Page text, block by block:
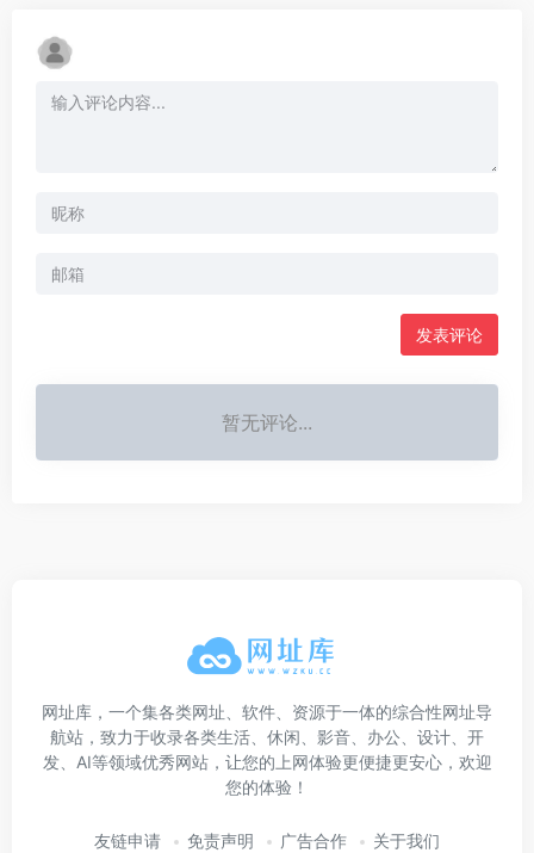
发表评论
暂无评论...
网址库，一个集各类网址、软件、资源于一体的综合性网址导
航站，致力于收录各类生活、休闲、影音、办公、设计、开
发、AI等领域优秀网站，让您的上网体验更便捷更安心，欢迎
您的体验！
友链申请 免责声明 广告合作 关于我们